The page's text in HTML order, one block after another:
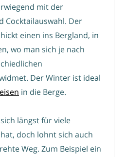
mit der
Cocktailauswahl. Der
einen ins Bergland, in
wo man sich je nach
Der Winter ist ideal
in die Berge.
längst für viele
doch lohnt sich auch
Weg. Zum Beispiel ein